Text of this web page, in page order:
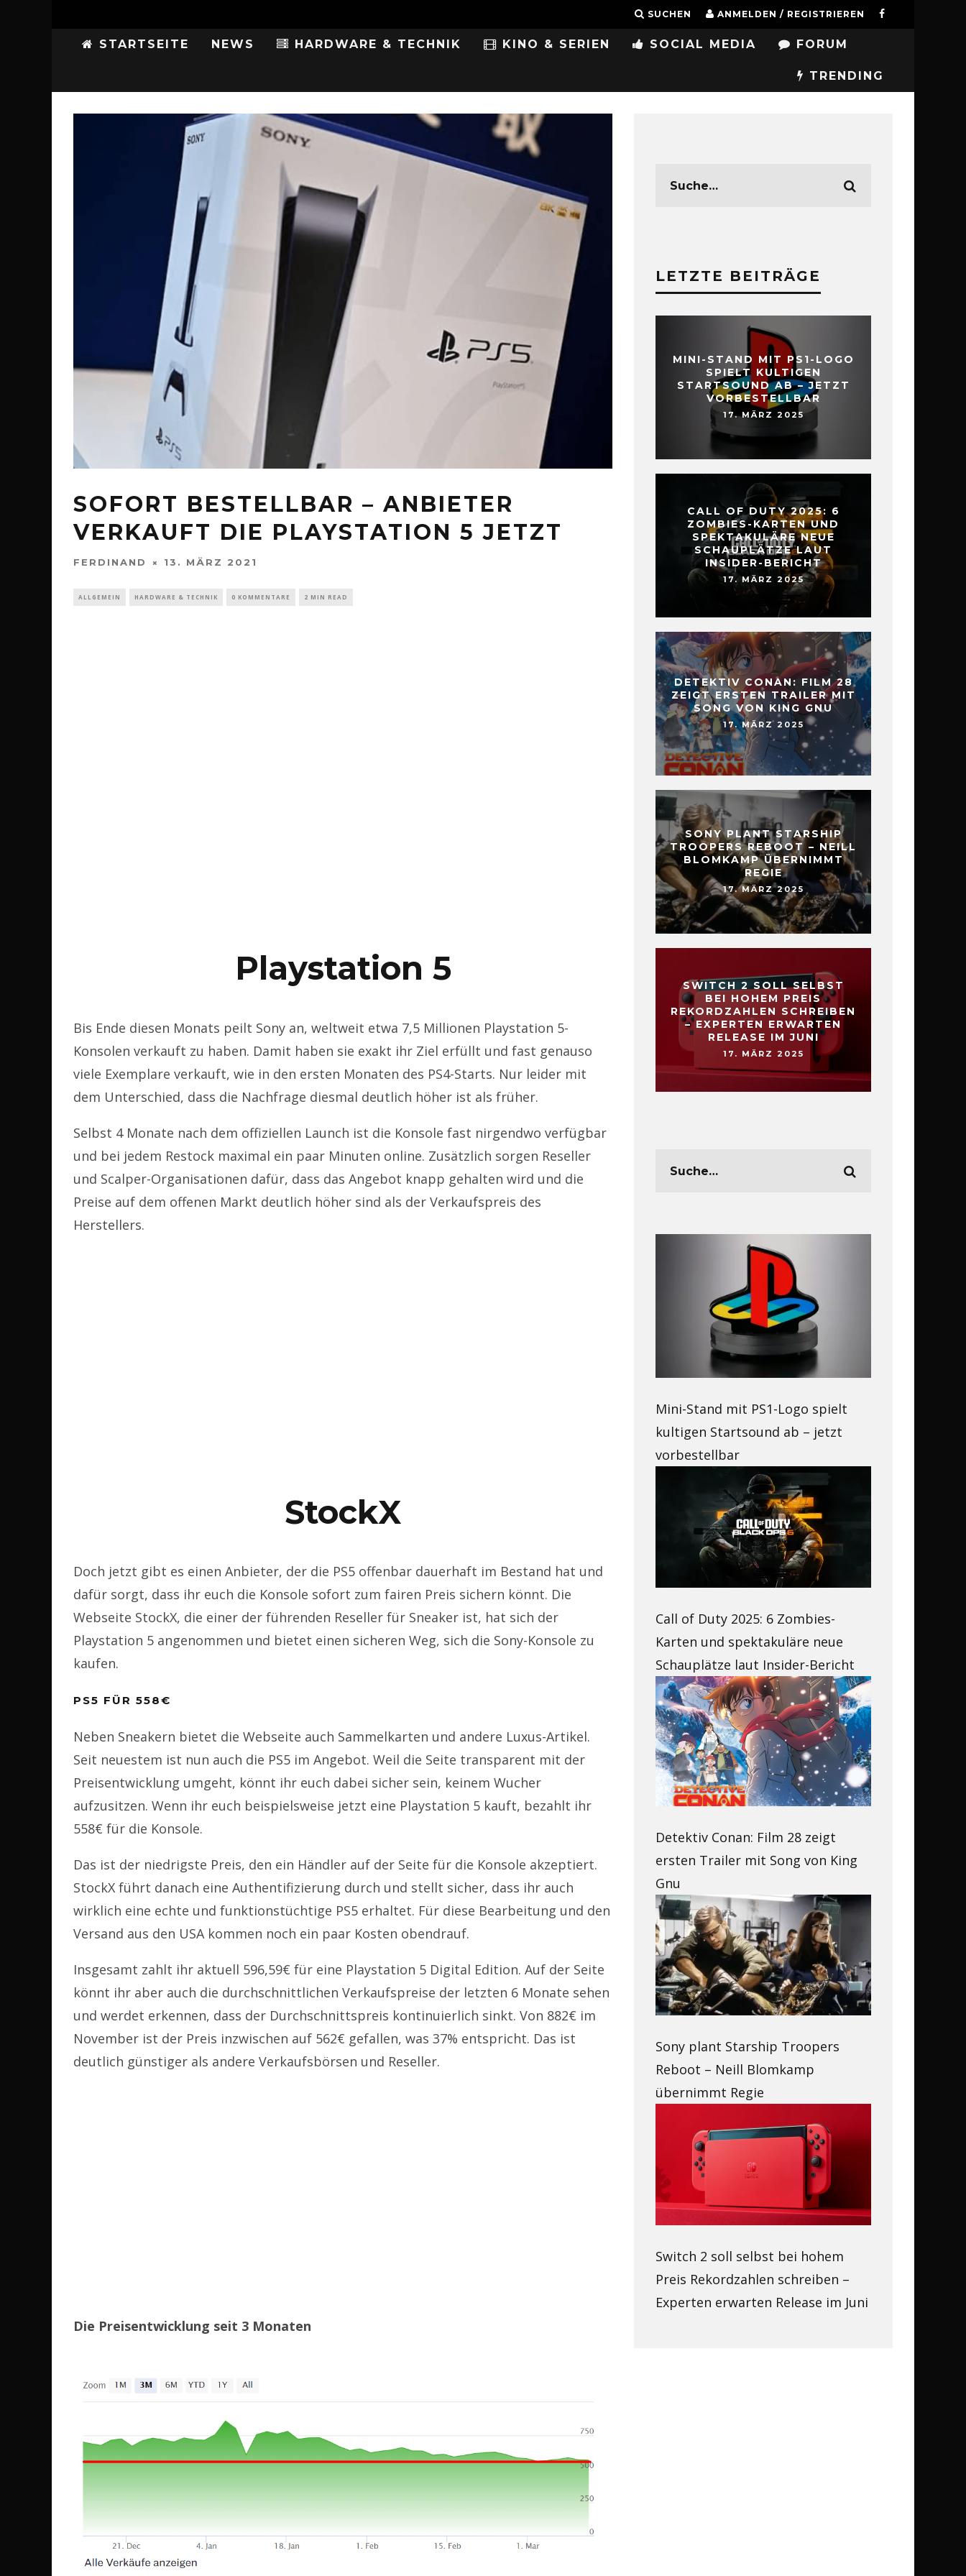
SUCHEN ANMELDEN / REGISTRIEREN
STARTSEITE NEWS HARDWARE & TECHNIK KINO & SERIEN SOCIAL MEDIA FORUM
TRENDING
SOFORT BESTELLBAR – ANBIETER
VERKAUFT DIE PLAYSTATION 5 JETZT
FERDINAND 13. MÄRZ 2021
ALLGEMEIN HARDWARE & TECHNIK 0 KOMMENTARE 2 MIN READ
Playstation 5
Bis Ende diesen Monats peilt Sony an, weltweit etwa 7,5 Millionen Playstation 5-
Konsolen verkauft zu haben. Damit haben sie exakt ihr Ziel erfüllt und fast genauso
viele Exemplare verkauft, wie in den ersten Monaten des PS4-Starts. Nur leider mit
dem Unterschied, dass die Nachfrage diesmal deutlich höher ist als früher.
Selbst 4 Monate nach dem offiziellen Launch ist die Konsole fast nirgendwo verfügbar
und bei jedem Restock maximal ein paar Minuten online. Zusätzlich sorgen Reseller
und Scalper-Organisationen dafür, dass das Angebot knapp gehalten wird und die
Preise auf dem offenen Markt deutlich höher sind als der Verkaufspreis des
Herstellers.
StockX
Doch jetzt gibt es einen Anbieter, der die PS5 offenbar dauerhaft im Bestand hat und
dafür sorgt, dass ihr euch die Konsole sofort zum fairen Preis sichern könnt. Die
Webseite StockX, die einer der führenden Reseller für Sneaker ist, hat sich der
Playstation 5 angenommen und bietet einen sicheren Weg, sich die Sony-Konsole zu
kaufen.
PS5 FÜR 558€
Neben Sneakern bietet die Webseite auch Sammelkarten und andere Luxus-Artikel.
Seit neuestem ist nun auch die PS5 im Angebot. Weil die Seite transparent mit der
Preisentwicklung umgeht, könnt ihr euch dabei sicher sein, keinem Wucher
aufzusitzen. Wenn ihr euch beispielsweise jetzt eine Playstation 5 kauft, bezahlt ihr
558€ für die Konsole.
Das ist der niedrigste Preis, den ein Händler auf der Seite für die Konsole akzeptiert.
StockX führt danach eine Authentifizierung durch und stellt sicher, dass ihr auch
wirklich eine echte und funktionstüchtige PS5 erhaltet. Für diese Bearbeitung und den
Versand aus den USA kommen noch ein paar Kosten obendrauf.
Insgesamt zahlt ihr aktuell 596,59€ für eine Playstation 5 Digital Edition. Auf der Seite
könnt ihr aber auch die durchschnittlichen Verkaufspreise der letzten 6 Monate sehen
und werdet erkennen, dass der Durchschnittspreis kontinuierlich sinkt. Von 882€ im
November ist der Preis inzwischen auf 562€ gefallen, was 37% entspricht. Das ist
deutlich günstiger als andere Verkaufsbörsen und Reseller.
Die Preisentwicklung seit 3 Monaten
LETZTE BEITRÄGE
MINI-STAND MIT PS1-LOGO
SPIELT KULTIGEN
STARTSOUND AB – JETZT
VORBESTELLBAR
17. MÄRZ 2025
CALL OF DUTY 2025: 6
ZOMBIES-KARTEN UND
SPEKTAKULÄRE NEUE
SCHAUPLÄTZE LAUT
INSIDER-BERICHT
17. MÄRZ 2025
DETEKTIV CONAN: FILM 28
ZEIGT ERSTEN TRAILER MIT
SONG VON KING GNU
17. MÄRZ 2025
SONY PLANT STARSHIP
TROOPERS REBOOT – NEILL
BLOMKAMP ÜBERNIMMT
REGIE
17. MÄRZ 2025
SWITCH 2 SOLL SELBST
BEI HOHEM PREIS
REKORDZAHLEN SCHREIBEN
– EXPERTEN ERWARTEN
RELEASE IM JUNI
17. MÄRZ 2025
Mini-Stand mit PS1-Logo spielt
kultigen Startsound ab – jetzt
vorbestellbar
Call of Duty 2025: 6 Zombies-
Karten und spektakuläre neue
Schauplätze laut Insider-Bericht
Detektiv Conan: Film 28 zeigt
ersten Trailer mit Song von King
Gnu
Sony plant Starship Troopers
Reboot – Neill Blomkamp
übernimmt Regie
Switch 2 soll selbst bei hohem
Preis Rekordzahlen schreiben –
Experten erwarten Release im Juni